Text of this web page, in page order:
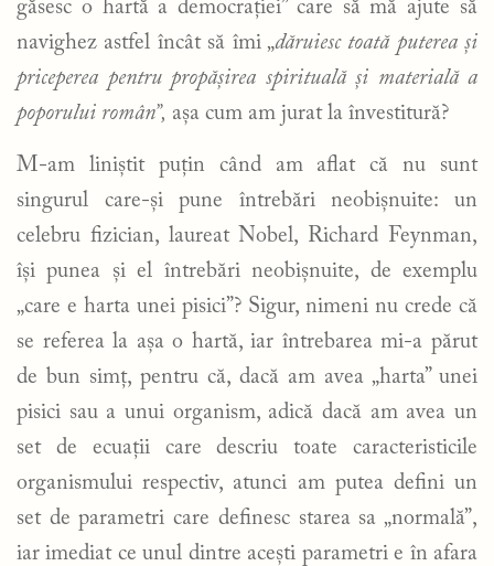
găsesc o hartă a democrației” care să mă ajute să
navighez astfel încât să îmi „dăruiesc toată puterea și
priceperea pentru propășirea spirituală și materială a
poporului român”, așa cum am jurat la învestitură?
M-am liniștit puțin când am aflat că nu sunt
singurul care-și pune întrebări neobișnuite: un
celebru fizician, laureat Nobel, Richard Feynman,
își punea și el întrebări neobișnuite, de exemplu
„care e harta unei pisici”? Sigur, nimeni nu crede că
se referea la așa o hartă, iar întrebarea mi-a părut
de bun simț, pentru că, dacă am avea „harta” unei
pisici sau a unui organism, adică dacă am avea un
set de ecuații care descriu toate caracteristicile
organismului respectiv, atunci am putea defini un
set de parametri care definesc starea sa „normală”,
iar imediat ce unul dintre acești parametri e în afara